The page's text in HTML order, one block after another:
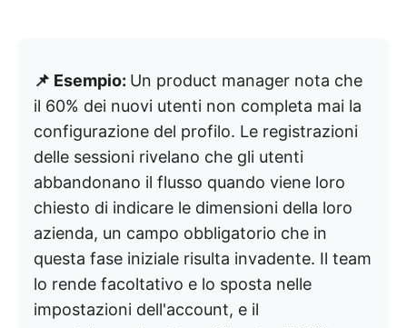
📌 Esempio: Un product manager nota che
il 60% dei nuovi utenti non completa mai la
configurazione del profilo. Le registrazioni
delle sessioni rivelano che gli utenti
abbandonano il flusso quando viene loro
chiesto di indicare le dimensioni della loro
azienda, un campo obbligatorio che in
questa fase iniziale risulta invadente. Il team
lo rende facoltativo e lo sposta nelle
impostazioni dell'account, e il